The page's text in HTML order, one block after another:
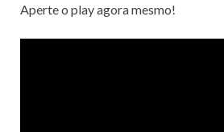
Aperte o play agora mesmo!